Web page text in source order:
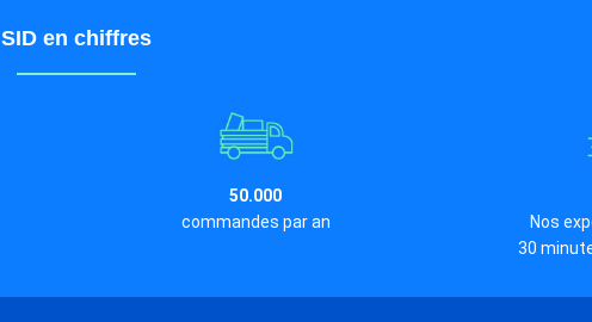
SID en chiffres
50.000
commandes par an
Nos
30